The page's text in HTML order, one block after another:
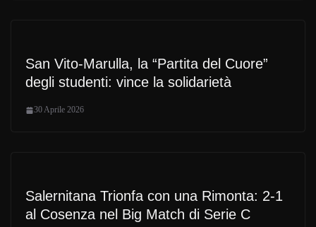
San Vito-Marulla, la “Partita del Cuore”
degli studenti: vince la solidarietà
30 Aprile 2026
Salernitana Trionfa con una Rimonta: 2-1
al Cosenza nel Big Match di Serie C